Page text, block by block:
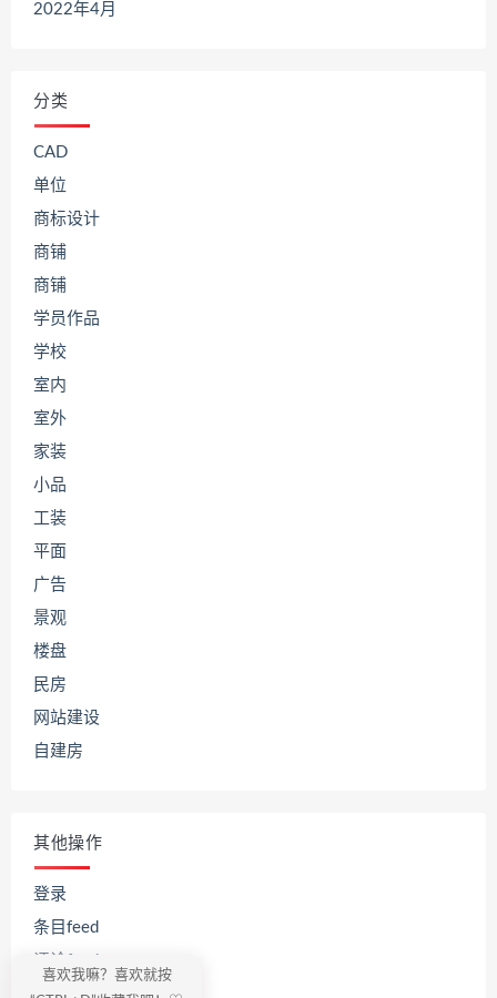
2022年4月
分类
CAD
单位
商标设计
商铺
商铺
学员作品
学校
室内
室外
家装
小品
工装
平面
广告
景观
楼盘
民房
网站建设
自建房
其他操作
登录
条目feed
WordPress.org
喜欢我嘛？喜欢就按